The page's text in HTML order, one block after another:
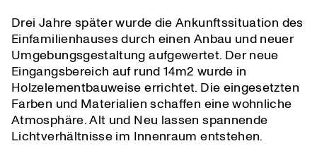
Drei Jahre später wurde die Ankunftssituation des
Einfamilienhauses durch einen Anbau und neuer
Umgebungsgestaltung aufgewertet. Der neue
Eingangsbereich auf rund 14m2 wurde in
Holzelementbauweise errichtet. Die eingesetzten
Farben und Materialien schaffen eine wohnliche
Atmosphäre. Alt und Neu lassen spannende
Lichtverhältnisse im Innenraum entstehen.